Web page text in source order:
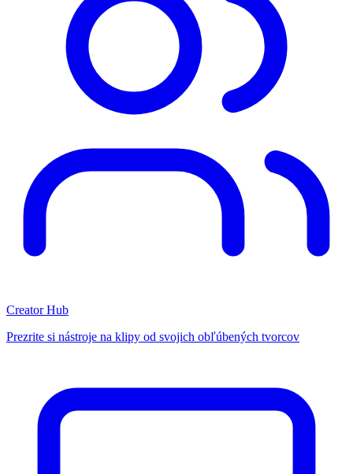
Creator Hub
Prezrite si nástroje na klipy od svojich obľúbených tvorcov